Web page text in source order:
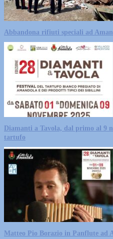
Abbandona rifiuti speciali ad
Diamanti a Tavola, dal primo al 9
tartufo
Matteo Pio Borazio in Panflute ad